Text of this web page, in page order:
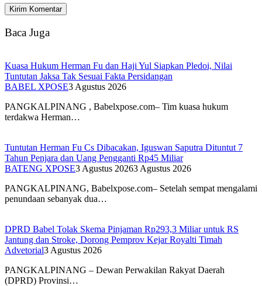
Baca Juga
Kuasa Hukum Herman Fu dan Haji Yul Siapkan Pledoi, Nilai
Tuntutan Jaksa Tak Sesuai Fakta Persidangan
BABEL XPOSE3 Agustus 2026
PANGKALPINANG , Babelxpose.com– Tim kuasa hukum
terdakwa Herman…
Tuntutan Herman Fu Cs Dibacakan, Iguswan Saputra Dituntut 7
Tahun Penjara dan Uang Pengganti Rp45 Miliar
BATENG XPOSE3 Agustus 20263 Agustus 2026
PANGKALPINANG, Babelxpose.com– Setelah sempat mengalami
penundaan sebanyak dua…
DPRD Babel Tolak Skema Pinjaman Rp293,3 Miliar untuk RS
Jantung dan Stroke, Dorong Pemprov Kejar Royalti Timah
Advetorial3 Agustus 2026
PANGKALPINANG – Dewan Perwakilan Rakyat Daerah
(DPRD) Provinsi…